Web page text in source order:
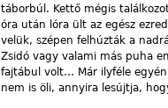
táborbúl. Kettő mégis
óra után lóra ült az egész
velük, szépen felhúzták a
Zsidó vagy valami más puha
fajtábul volt… Már ilyféle
nem is öli, annyira lesújtja,